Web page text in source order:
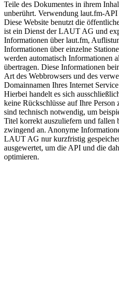
Teile des Dokumentes in ihrem
unberührt. Verwendung laut.fm-API
Diese Website benutzt die
ist ein Dienst der LAUT AG und
Informationen über laut.fm,
Informationen über einzelne
werden automatisch Informationen
übertragen. Diese Informationen
Art des Webbrowsers und des
Domainnamen Ihres Internet
Hierbei handelt es sich
keine Rückschlüsse auf Ihre Person
sind technisch notwendig, um
Titel korrekt auszuliefern und fallen
zwingend an. Anonyme
LAUT AG nur kurzfristig
ausgewertet, um die API und die
optimieren.